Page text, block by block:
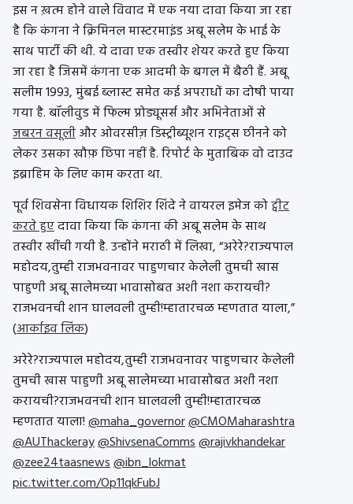
इस न ख़त्म होने वाले विवाद में एक नया दावा किया जा रहा
है कि कंगना ने क्रिमिनल मास्टरमाइंड अबू सलेम के भाई के
साथ पार्टी की थी. ये दावा एक तस्वीर शेयर करते हुए किया
जा रहा है जिसमें कंगना एक आदमी के बगल में बैठी हैं. अबू
सलीम 1993, मुंबई ब्लास्ट समेत कई अपराधों का दोषी पाया
गया है. बॉलीवुड में फिल्म प्रोड्यूसर्स और अभिनेताओं से
जबरन वसूलीऔर ओवरसीज़ डिस्ट्रीब्यूशन राइट्स छीनने को
लेकर उसका खौफ़ छिपा नहीं है. रिपोर्ट के मुताबिक वो दाउद
इब्राहिम के लिए काम करता था.
पूर्व शिवसेना विधायक शिशिर शिंदे ने वायरल इमेज कोट्वीट
करते हुएदावा किया कि कंगना की अबू सलेम के साथ
तस्वीर खींची गयी है. उन्होंने मराठी में लिखा, “अरेरे?राज्यपाल
महोदय,तुम्ही राजभवनावर पाहुणचार केलेली तुमची खास
पाहुणी अबू सालेमच्या भावासोबत अशी नशा करायची?
राजभवनची शान घालवली तुम्ही!म्हातारचळ म्हणतात याला,”
(आर्काइव लिंक)
अरेरे?राज्यपाल महोदय,तुम्ही राजभवनावर पाहुणचार केलेली
तुमची खास पाहुणी अबू सालेमच्या भावासोबत अशी नशा
करायची?राजभवनची शान घालवली तुम्ही!म्हातारचळ
म्हणतात याला!@maha_governor@CMOMaharashtra
@AUThackeray@ShivsenaComms@rajivkhandekar
@zee24taasnews@ibn_lokmat
pic.twitter.com/Op11qkFubJ